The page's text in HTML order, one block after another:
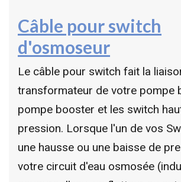
Câble pour switch
d'osmoseur
Le câble pour switch fait la
transformateur de votre pompe
pompe booster et les switch
pression. Lorsque l'un de vos
une hausse ou une baisse de
votre circuit d'eau osmosée